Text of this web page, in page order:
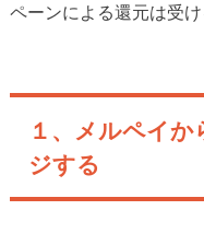
ペーンによる還元は受け
１、メルペイ
ジする